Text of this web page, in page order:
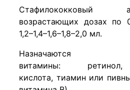
Стафилококковый
возрастающих дозах по
1,2–1,4–1,6–1,8–2,0 мл.
Назначаются
витамины: ретинол,
кислота, тиамин или